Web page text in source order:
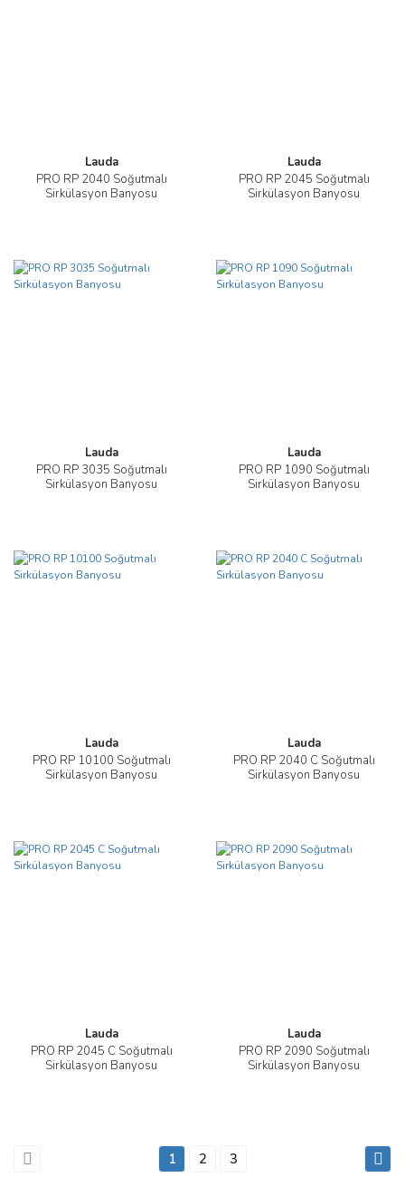
Lauda
PRO RP 2040 Soğutmalı
Sirkülasyon Banyosu
Lauda
PRO RP 2045 Soğutmalı
Sirkülasyon Banyosu
Lauda
PRO RP 3035 Soğutmalı
Sirkülasyon Banyosu
Lauda
PRO RP 1090 Soğutmalı
Sirkülasyon Banyosu
Lauda
PRO RP 10100 Soğutmalı
Sirkülasyon Banyosu
Lauda
PRO RP 2040 C Soğutmalı
Sirkülasyon Banyosu
Lauda
PRO RP 2045 C Soğutmalı
Sirkülasyon Banyosu
Lauda
PRO RP 2090 Soğutmalı
Sirkülasyon Banyosu
1 2 3